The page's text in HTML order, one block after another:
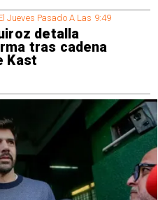
Jueves Pasado A Las 9:49
detalla
tras cadena
Kast